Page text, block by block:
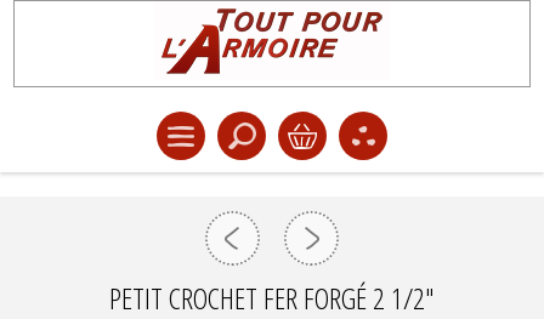
PETIT CROCHET FER FORGÉ 2 1/2"